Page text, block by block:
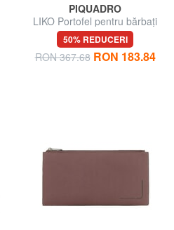
PIQUADRO
LIKO Portofel pentru bărbați
50% REDUCERI
RON 367.68 RON 183.84